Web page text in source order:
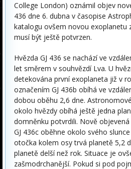
College London) oznámil objev
436 dne 6. dubna v časopise
katalogu ovšem novou exoplanetu
musí být ještě potvrzen.
Hvězda GJ 436 se nachází ve
let směrem v souhvězdí Lva. U
detekována první exoplaneta již v
označením GJ 436b obíhá ve
dobou oběhu 2,6 dne.
okolo hvězdy obíhá ještě jedna
domněnku potvrdili. Nově
GJ 436c oběhne okolo svého
otočka kolem osy trvá planetě 5,2
planetě delší než rok. Situace je
zašmodrchanější. Pokud si pod